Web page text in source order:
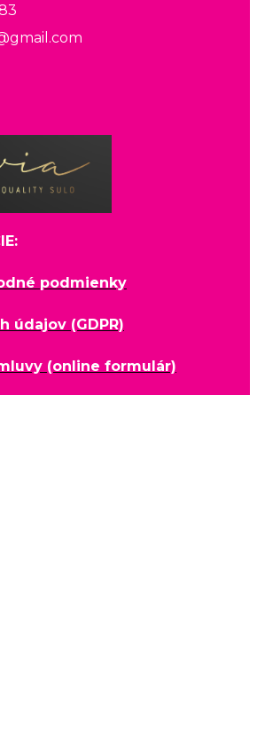
podmienky
údajov (GDPR)
(online formulár)